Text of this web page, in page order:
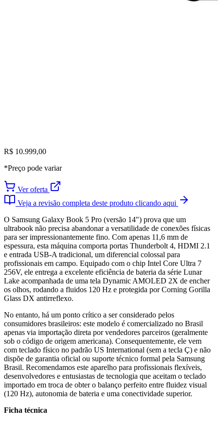
R$ 10.999,00
*Preço pode variar
Ver oferta
Veja a revisão completa deste produto clicando aqui
O Samsung Galaxy Book 5 Pro (versão 14") prova que um
ultrabook não precisa abandonar a versatilidade de conexões físicas
para ser impressionantemente fino. Com apenas 11,6 mm de
espessura, esta máquina comporta portas Thunderbolt 4, HDMI 2.1
e entrada USB-A tradicional, um diferencial colossal para
profissionais em campo. Equipado com o chip Intel Core Ultra 7
256V, ele entrega a excelente eficiência de bateria da série Lunar
Lake acompanhada de uma tela Dynamic AMOLED 2X de encher
os olhos, rodando a fluidos 120 Hz e protegida por Corning Gorilla
Glass DX antirreflexo.
No entanto, há um ponto crítico a ser considerado pelos
consumidores brasileiros: este modelo é comercializado no Brasil
apenas via importação direta por vendedores parceiros (geralmente
sob o código de origem americana). Consequentemente, ele vem
com teclado físico no padrão US International (sem a tecla Ç) e não
dispõe de garantia oficial ou suporte técnico formal pela Samsung
Brasil. Recomendamos este aparelho para profissionais flexíveis,
desenvolvedores e entusiastas de tecnologia que aceitam o teclado
importado em troca de obter o balanço perfeito entre fluidez visual
(120 Hz), autonomia de bateria e uma conectividade superior.
Ficha técnica